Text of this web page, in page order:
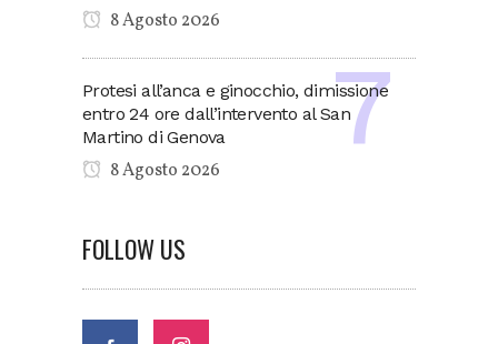
8 Agosto 2026
Protesi all’anca e ginocchio, dimissione
entro 24 ore dall’intervento al San
Martino di Genova
8 Agosto 2026
FOLLOW US